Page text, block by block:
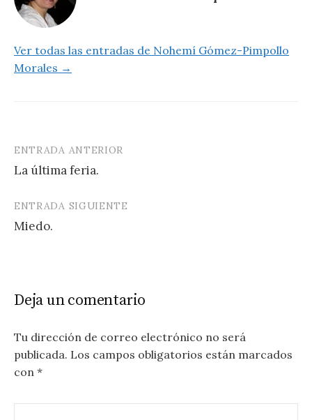
Ver todas las entradas de Nohemí Gómez-Pimpollo
Morales →
Navegación
de
entradas
ENTRADA ANTERIOR
La última feria.
ENTRADA SIGUIENTE
Miedo.
Deja un comentario
Tu dirección de correo electrónico no será
publicada. Los campos obligatorios están marcados
con *